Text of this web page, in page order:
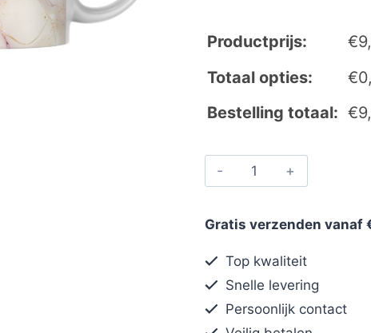
Productprijs: €
Totaal opties:
€
Bestelling totaal: €
Gratis verzenden vanaf
Top kwaliteit
Snelle levering
Persoonlijk contact